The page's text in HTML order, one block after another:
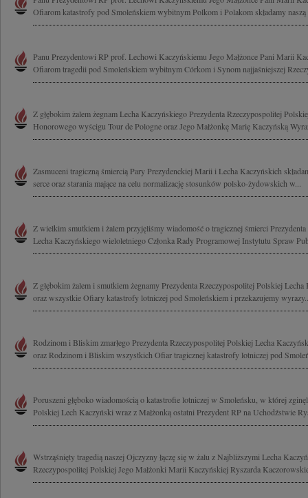
Ofiarom katastrofy pod Smoleńskiem wybitnym Polkom i Polakom składamy
Panu Prezydentowi RP prof. Lechowi Kaczyńskiemu Jego Małżonce Pani Marii
Ofiarom tragedii pod Smoleńskiem wybitnym Córkom i Synom najjaśniejszej
Z głębokim żalem żegnam Lecha Kaczyńskiego Prezydenta Rzeczypospolitej
Honorowego wyścigu Tour de Pologne oraz Jego Małżonkę Marię Kaczyńską
Zasmuceni tragiczną śmiercią Pary Prezydenckiej Marii i Lecha Kaczyńskich
serce oraz starania mające na celu normalizację stosunków polsko-żydowskich w...
Z wielkim smutkiem i żalem przyjęliśmy wiadomość o tragicznej śmierci
Lecha Kaczyńskiego wieloletniego Członka Rady Programowej Instytutu Spraw
Z głębokim żalem i smutkiem żegnamy Prezydenta Rzeczypospolitej Polskiej Lecha
oraz wszystkie Ofiary katastrofy lotniczej pod Smoleńskiem i przekazujemy
Rodzinom i Bliskim zmarłego Prezydenta Rzeczypospolitej Polskiej Lecha
oraz Rodzinom i Bliskim wszystkich Ofiar tragicznej katastrofy lotniczej pod
Poruszeni głęboko wiadomością o katastrofie lotniczej w Smoleńsku, w której
Polskiej Lech Kaczyński wraz z Małżonką ostatni Prezydent RP na Uchodźstwie
Wstrząśnięty tragedią naszej Ojczyzny łączę się w żalu z Najbliższymi Lecha
Rzeczypospolitej Polskiej Jego Małżonki Marii Kaczyńskiej Ryszarda